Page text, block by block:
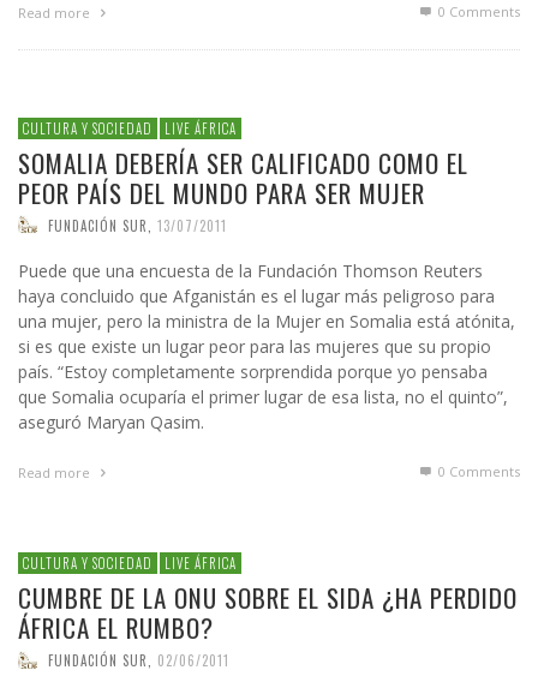
Read more 0 Comments
CULTURA Y SOCIEDAD LIVE ÁFRICA
SOMALIA DEBERÍA SER CALIFICADO COMO EL
PEOR PAÍS DEL MUNDO PARA SER MUJER
FUNDACIÓN SUR 13/07/2011
Puede que una encuesta de la Fundación Thomson Reuters
haya concluido que Afganistán es el lugar más peligroso para
una mujer, pero la ministra de la Mujer en Somalia está atónita,
si es que existe un lugar peor para las mujeres que su propio
país. “Estoy completamente sorprendida porque yo pensaba
que Somalia ocuparía el primer lugar de esa lista, no el quinto”,
aseguró Maryan Qasim.
Read more 0 Comments
CULTURA Y SOCIEDAD LIVE ÁFRICA
CUMBRE DE LA ONU SOBRE EL SIDA ¿HA PERDIDO
ÁFRICA EL RUMBO?
FUNDACIÓN SUR, 02/06/2011